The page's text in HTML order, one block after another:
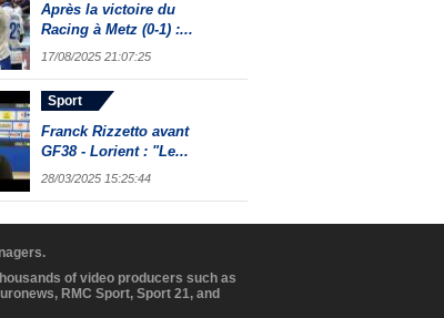
Après la victoire du
Racing à Metz (0-1) :...
17/08/2025 21:07:25
Sport
Franck Rizzetto avant
GF38 - Lorient : "Le...
28/03/2025 15:25:44
of video producers such as
RMC Sport, Sport 21, and